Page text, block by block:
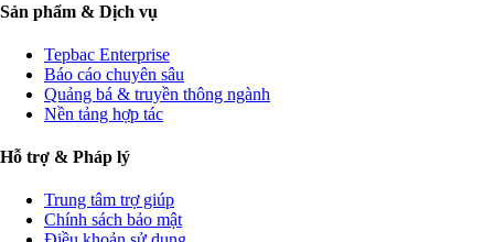
Sản phẩm & Dịch vụ
Tepbac Enterprise
Báo cáo chuyên sâu
Quảng bá & truyền thông ngành
Nền tảng hợp tác
Hỗ trợ & Pháp lý
Trung tâm trợ giúp
Chính sách bảo mật